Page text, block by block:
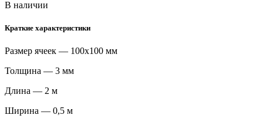
В наличии
Краткие характеристики
Размер ячеек — 100х100 мм
Толщина — 3 мм
Длина — 2 м
Ширина — 0,5 м